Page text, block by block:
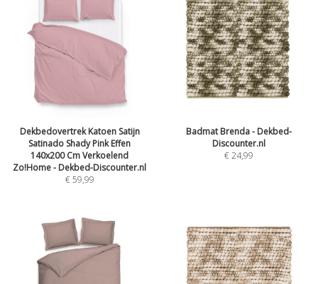
Dekbedovertrek Katoen Satijn
Satinado Shady Pink Effen
140x200 Cm Verkoelend
Zo!Home - Dekbed-Discounter.nl
€59,99
Badmat Brenda - Dekbed-
Discounter.nl
€24,99